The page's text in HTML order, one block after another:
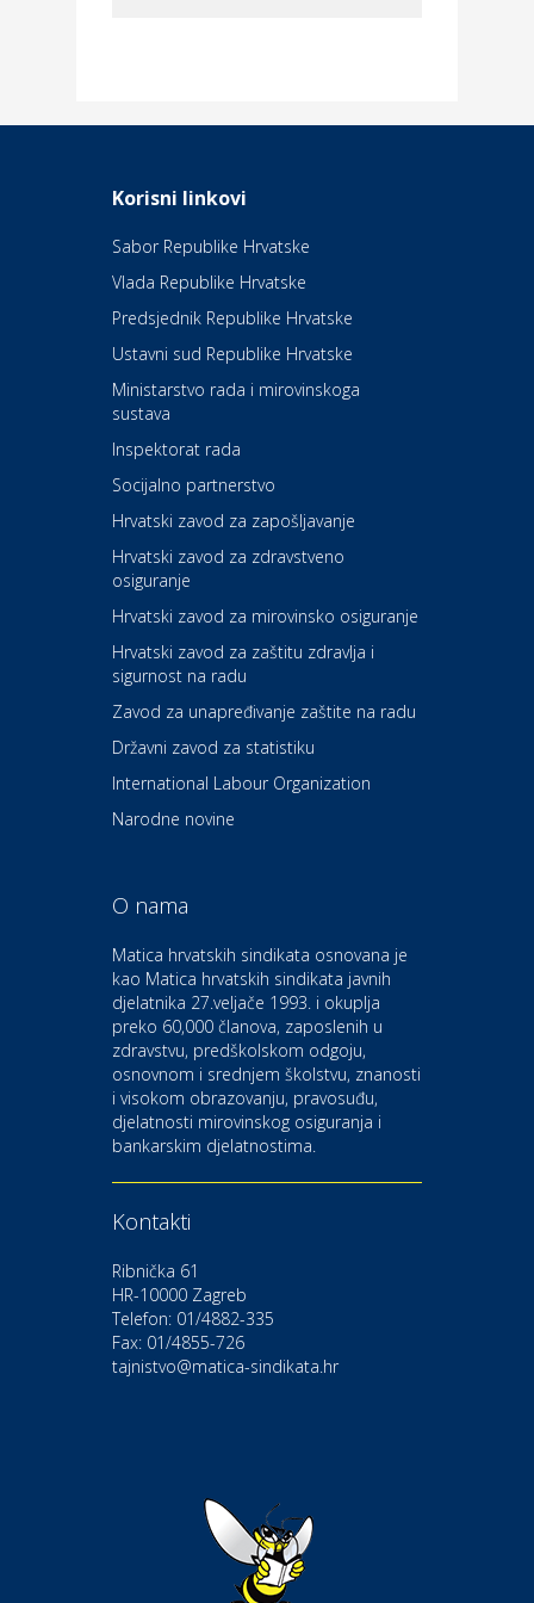
Daruvarske toplice – ljekovita
Kultura i edukacija
Kazalište Kerempuh
Kultura i edukacija
Kazalište ZKM
Auto-moto i tehnika
Zdravlje i osiguranje
Povoljnosti
Dental Sudar
Dom i dizajn
Euro-vrt – kosilice, motorne
Odmor
Bistrica
Auto-moto i tehnika
CIAK Auto d.o.o.
Kultura i edukacija
Kazalište Gavella
Moda i ljepota
Gastro
Hotel Bunčić Vrbovec
Izletište i vinotočje VINIA
Korisni linkovi
Sabor Republike Hrvatske
Vlada Republike Hrvatske
Predsjednik Republike Hrvatske
Ustavni sud Republike Hrvatske
Ministarstvo rada i mirovinskoga
sustava
Inspektorat rada
Socijalno partnerstvo
Hrvatski zavod za zapošljavanje
Hrvatski zavod za zdravstveno
osiguranje
Hrvatski zavod za mirovinsko osiguranje
Hrvatski zavod za zaštitu zdravlja i
sigurnost na radu
Zavod za unapređivanje zaštite na radu
Državni zavod za statistiku
International Labour Organization
Narodne novine
O nama
Matica hrvatskih sindikata osnovana je
kao Matica hrvatskih sindikata javnih
djelatnika 27.veljače 1993. i okuplja
preko 60,000 članova, zaposlenih u
zdravstvu, predškolskom odgoju,
osnovnom i srednjem školstvu, znanosti
i visokom obrazovanju, pravosuđu,
djelatnosti mirovinskog osiguranja i
bankarskim djelatnostima.
Kontakti
Ribnička 61
HR-10000 Zagreb
Telefon: 01/4882-335
Fax: 01/4855-726
tajnistvo@matica-sindikata.hr